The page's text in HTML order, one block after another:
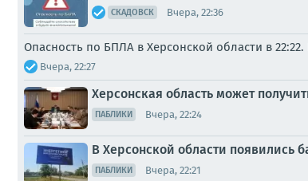
СКАДОВСК Вчера, 22:36
Опасность по БПЛА в Херсонской области в
Вчера, 22:27
Херсонская область может
ПАБЛИКИ Вчера, 22:24
В Херсонской области появились
ПАБЛИКИ Вчера, 22:21